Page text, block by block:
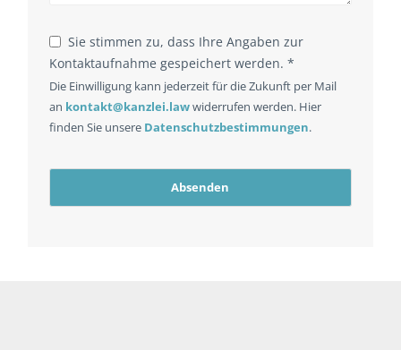
Sie stimmen zu, dass Ihre Angaben zur
Kontaktaufnahme gespeichert werden. *
Die Einwilligung kann jederzeit für die Zukunft per Mail
an kontakt@kanzlei.lawwiderrufen werden. Hier
finden Sie unsere Datenschutzbestimmungen.
Absenden